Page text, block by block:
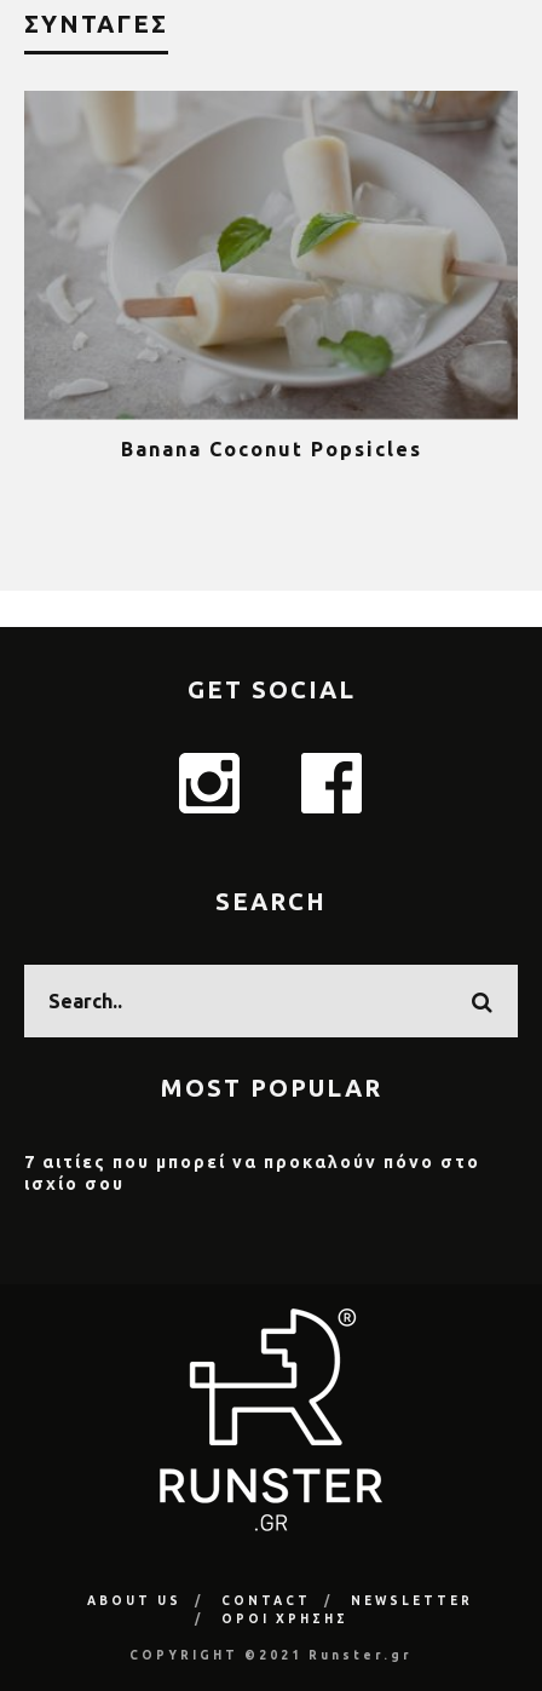
ΣΥΝΤΑΓΕΣ
Banana Coconut Popsicles
GET SOCIAL
SEARCH
MOST POPULAR
7 αιτίες που μπορεί να προκαλούν πόνο στο
ισχίο σου
ABOUT US CONTACT
NEWSLETTER
ΟΡΟΙ ΧΡΗΣΗΣ
COPYRIGHT ©2021 Runster.gr